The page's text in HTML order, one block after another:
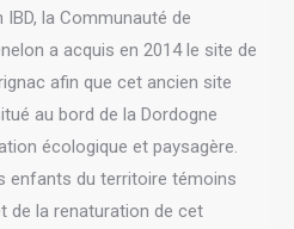
IBD, la Communauté de
a acquis en 2014 le site de
afin que cet ancien site
au bord de la Dordogne
écologique et paysagère.
enfants du territoire témoins
de la renaturation de cet